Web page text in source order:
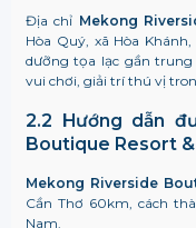
Địa chỉ Mekong
Hòa Quý, xã Hòa
dưỡng tọa lạc gần
vui chơi, giải trí thú vị
2.2 Hướng dẫn
Boutique Resort &
Mekong Riverside
Cần Thơ 60km, cách
Nam.